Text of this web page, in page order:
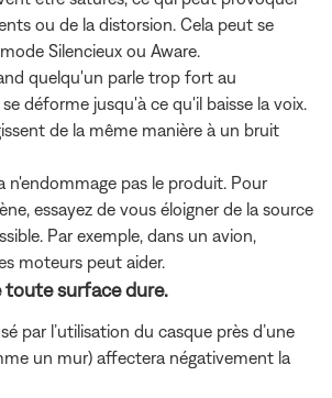
ou de la distorsion. Cela peut se
Silencieux ou Aware.
quelqu'un parle trop fort au
déforme jusqu'à ce qu'il baisse la voix.
de la même manière à un bruit
n'endommage pas le produit. Pour
essayez de vous éloigner de la source
Par exemple, dans un avion,
moteurs peut aider.
toute surface dure.
par l’utilisation du casque près d’une
un mur) affectera négativement la